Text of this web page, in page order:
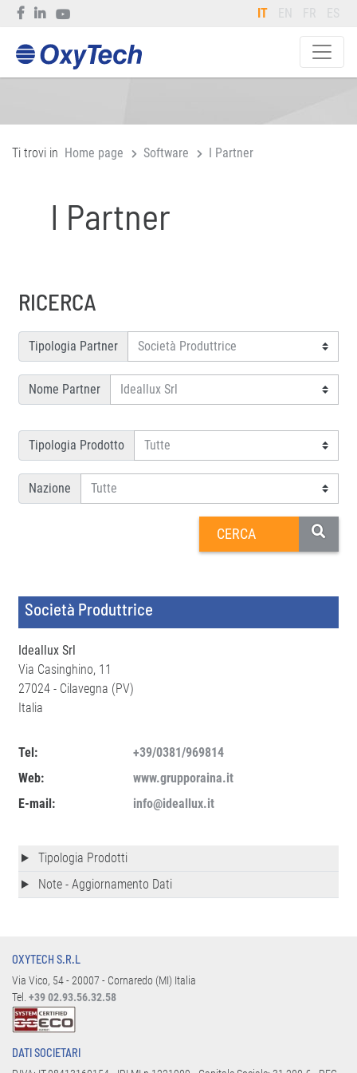
IT EN FR ES
Ti trovi in Home page Software I Partner
I Partner
RICERCA
Tipologia Partner
Nome Partner
Tipologia Prodotto
Nazione
Società Produttrice
Ideallux Srl
Via Casinghino, 11
27024 - Cilavegna (PV)
Italia
Tel:
+39/0381/969814
Web:
www.grupporaina.it
E-mail:
info@ideallux.it
Tipologia Prodotti
Note - Aggiornamento Dati
OXYTECH S.R.L
Via Vico, 54 - 20007 - Cornaredo (MI) Italia
Tel. +39 02.93.56.32.58
DATI SOCIETARI